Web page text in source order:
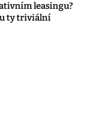
leasingu?
ty triviální